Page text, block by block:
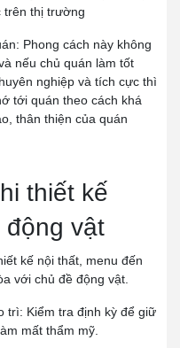
trên thị trường
Phong cách này không
nếu chủ quán làm tốt
nghiệp và tích cực thì
tới quán theo cách khá
thân thiện của quán
thiết kế
động vật
kế nội thất, menu đến
với chủ đề động vật.
trì: Kiểm tra định kỳ để giữ
mất thẩm mỹ.